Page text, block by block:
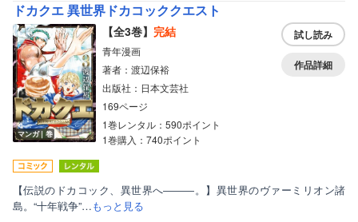
ドカクエ 異世界ドカコッククエスト
マンガ｜巻
【全3巻】 完結
青年漫画
著者：渡辺保裕
出版社：日本文芸社
169ページ
1巻レンタル：590ポイント
1巻購入：740ポイント
試し読み
作品詳細
【伝説のドカコック、異世界へ―――。】異世界のヴァーミリオン諸
島。“十年戦争”…もっと見る